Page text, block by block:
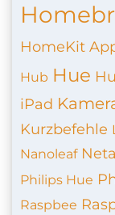
HomeKit
Hub Hue
iPad
Kurzbefehle
Nanoleaf
Philips Hue
Raspbee